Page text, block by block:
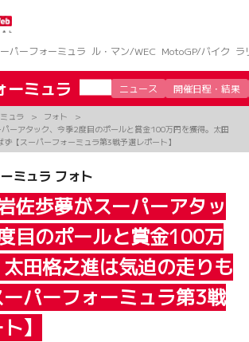
パーフォーミュラ ル・マン/WEC MotoGP/バイク ラ
ーミュラ ニュース 開催日程・結果
ュラ
フォト
パーアタック、今季2度目のポールと賞金100万円を獲得。太田
【スーパーフォーミュラ第3戦予選レポート】
ミュラ フォト
佐歩夢がスーパーアタッ
目のポールと賞金100万
田格之進は気迫の走りも
パーフォーミュラ第3戦
】